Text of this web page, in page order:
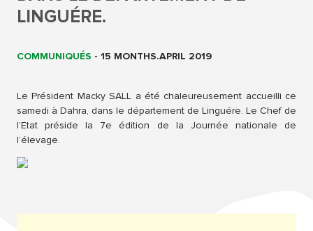
LINGUÉRE.
COMMUNIQUÉS - 15 MONTHS.APRIL 2019
Le Président Macky SALL a été chaleureusement accueilli ce
samedi à Dahra, dans le département de Linguére. Le Chef de
l’Etat préside la 7e édition de la Journée nationale de
l’élevage.